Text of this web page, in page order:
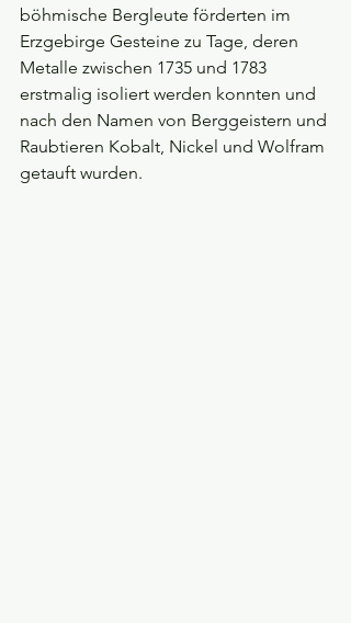
böhmische Bergleute förderten im
Erzgebirge Gesteine zu Tage, deren
Metalle zwischen 1735 und 1783
erstmalig isoliert werden konnten und
nach den Namen von Berggeistern und
Raubtieren Kobalt, Nickel und Wolfram
getauft wurden.